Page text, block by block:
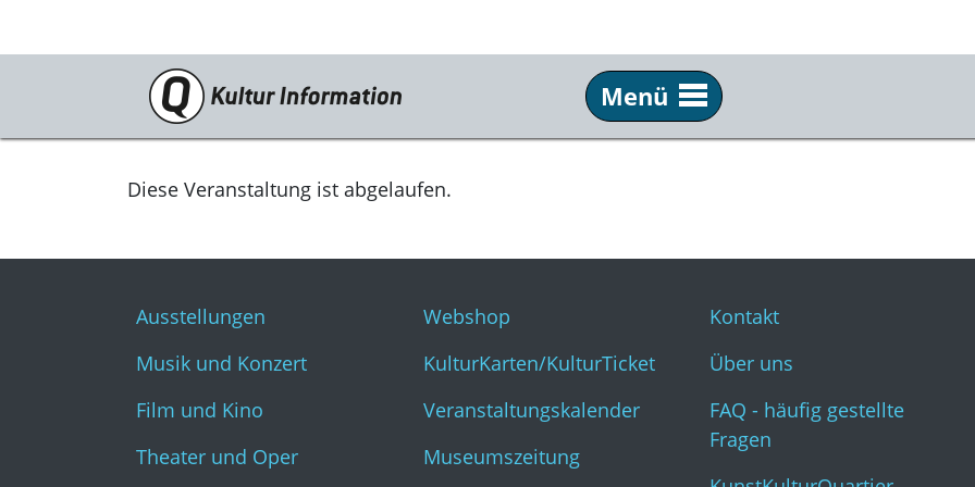
Menü
Veranstaltungen
Ausstellungen
Theater und Oper
Literatur
Service
Museumszeitung
Diese Veranstaltung ist abgelaufen.
Ausstellungen
Musik und Konzert
Film und Kino
Theater und Oper
Webshop
KulturKarten/KulturTicket
Veranstaltungskalender
Museumszeitung
Kontakt
Über uns
FAQ - häufig gestellte
Fragen